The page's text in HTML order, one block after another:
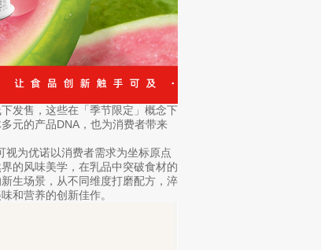
发售，这些在「季节限定」概念下
元的产品DNA，也为消费者带来
为优诺以消费者需求为坐标原点
的风味美学，在乳品中突破食材的
生场景，从不同维度打磨配方，淬
和营养的创新佳作。